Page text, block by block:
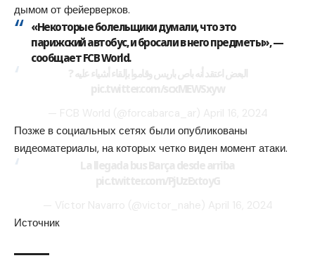
дымом от фейерверков.
«Некоторые болельщики думали, что это
парижский автобус, и бросали в него предметы», —
сообщает FCB World.
Позже в социальных сетях были опубликованы
видеоматериалы, на которых четко виден момент атаки.
Источник